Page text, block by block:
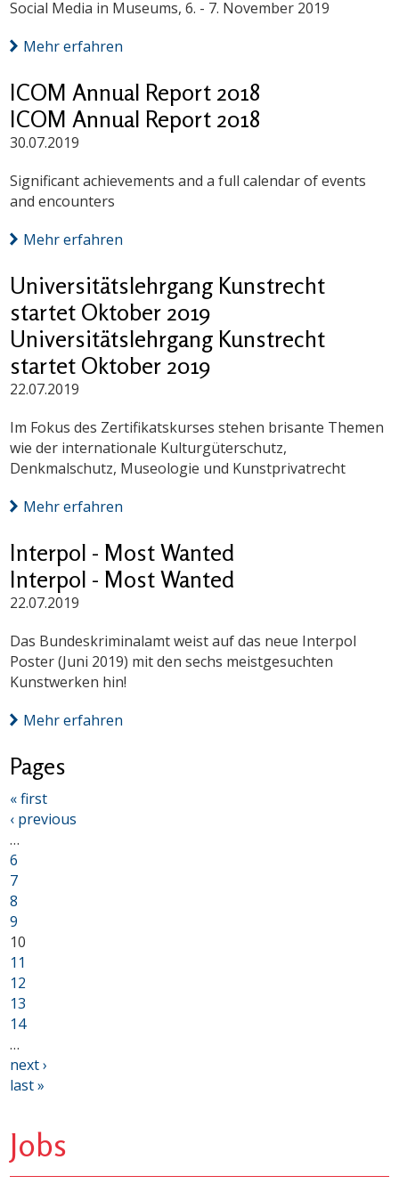
Social Media in Museums, 6. - 7. November 2019
Mehr erfahren
ICOM Annual Report 2018
ICOM Annual Report 2018
30.07.2019
Significant achievements and a full calendar of events
and encounters
Mehr erfahren
Universitätslehrgang Kunstrecht
startet Oktober 2019
Universitätslehrgang Kunstrecht
startet Oktober 2019
22.07.2019
Im Fokus des Zertifikatskurses stehen brisante Themen
wie der internationale Kulturgüterschutz,
Denkmalschutz, Museologie und Kunstprivatrecht
Mehr erfahren
Interpol - Most Wanted
Interpol - Most Wanted
22.07.2019
Das Bundeskriminalamt weist auf das neue Interpol
Poster (Juni 2019) mit den sechs meistgesuchten
Kunstwerken hin!
Mehr erfahren
Pages
« first
‹ previous
…
6
7
8
9
10
11
12
13
14
…
next ›
last »
Jobs